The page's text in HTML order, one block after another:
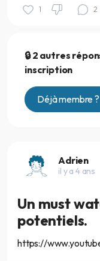
1 2
🔒 2 autres
inscription
Déjà membre ?
Adrien
il y a 4 ans
Un must
potentiels.
https://